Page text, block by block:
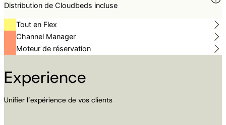
Distribution de Cloudbeds incluse
Tout en Flex
Channel Manager
Moteur de réservation
Experience
Unifier l’expérience de vos clients